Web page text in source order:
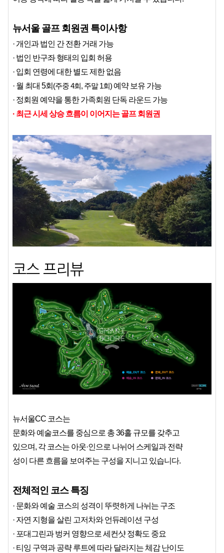
뉴서울 골프 회원권 특이사항
· 개인과 법인 간 전환 거래 가능
· 법인 반구좌 형태의 입회 허용
· 입회 연령에 대한 별도 제한 없음
· 월 최대 5회 (주중 4회, 주말 1회) 예약 보유 가능
· 정회원 예약을 통한 가족회원 단독 라운드 가능
· 최근 시세 상승 흐름이 이어지는 골프 회원권
코스 프리뷰
뉴서울CC 코스는
문화와 예술코스를 중심으로 총 36홀 규모를 갖추고
있으며, 각 코스는 아웃·인으로 나뉘어 스케일과 전략
성이 다른 흐름을 보여주는 구성을 지니고 있습니다.
전체적인 코스 특징
· 문화와 예술 코스의 성격이 뚜렷하게 나뉘는 구조
· 자연 지형을 살린 고저차와 언듀레이션 구성
· 포대그린과 벙커 영향으로 세컨샷 정확도 중요
· 티잉 구역과 공략 루트에 따라 달라지는 체감 난이도